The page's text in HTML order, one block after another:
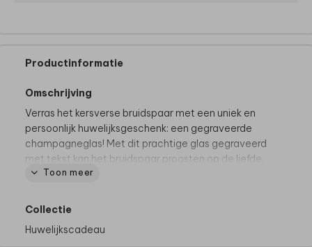
Productinformatie
Omschrijving
Verras het kersverse bruidspaar met een uniek en
persoonlijk huwelijksgeschenk: een gegraveerde
champagneglas! Met dit prachtige glas gegraveerd
met tekst kan het bruidspaar proosten op de liefde,
én het is gelijk een mooi aandenken aan hun
Toon meer
Collectie
Huwelijkscadeau